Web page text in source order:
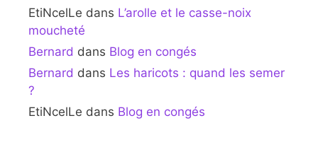
EtiNcelLe dans L’arolle et le casse-noix
moucheté
Bernard dans Blog en congés
Bernard dans Les haricots : quand les semer
?
EtiNcelLe dans Blog en congés